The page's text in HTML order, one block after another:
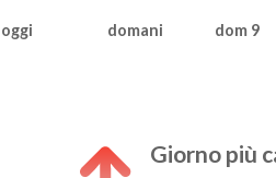
oggi domani dom 9
Giorno più